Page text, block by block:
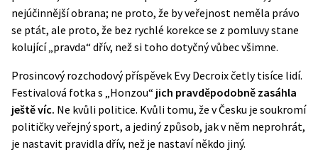
nejúčinnější obrana; ne proto, že by veřejnost neměla právo
se ptát, ale proto, že bez rychlé korekce se z pomluvy stane
kolující „pravda“ dřív, než si toho dotyčný vůbec všimne.
Prosincový rozchodový příspěvek Evy Decroix četly tisíce lidí.
Festivalová fotka s „Honzou“ jich pravděpodobně zasáhla
ještě víc. Ne kvůli politice. Kvůli tomu, že v Česku je soukromí
političky veřejný sport, a jediný způsob, jak v něm neprohrát,
je nastavit pravidla dřív, než je nastaví někdo jiný.